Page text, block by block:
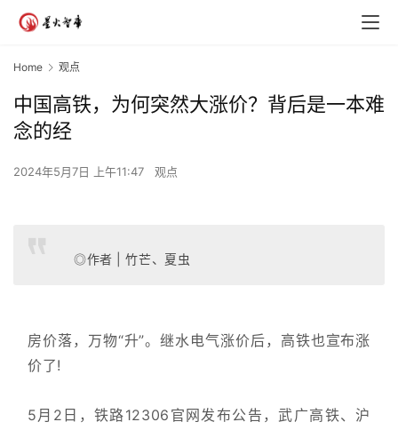
Home 观点
中国高铁，为何突然大涨价？背后是一本难
念的经
2024年5月7日 上午11:47 观点
◎作者 | 竹芒、夏虫
房价落，万物“升”。继水电气涨价后，高铁也宣布涨
价了!
5月2日，铁路12306官网发布公告，武广高铁、沪